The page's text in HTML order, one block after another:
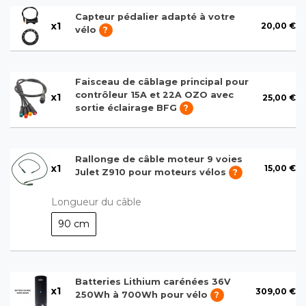
x1
Capteur pédalier adapté à votre
vélo
? 20,00 €
x1
Faisceau de câblage principal pour
contrôleur 15A et 22A OZO avec
sortie éclairage BFG
?
25,00 €
x1
Rallonge de câble moteur 9 voies
Julet Z910 pour moteurs vélos
? 15,00 €
Longueur du câble
90 cm
x1
Batteries Lithium carénées 36V
250Wh à 700Wh pour vélo
? 309,00 €